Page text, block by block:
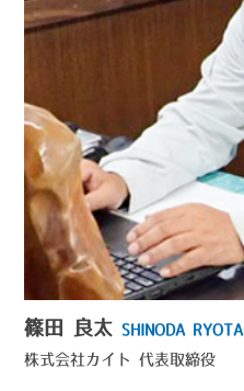
篠田 良太 SHINODA RYOTA
株式会社カイト代表取締役